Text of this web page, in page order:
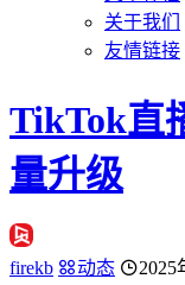
关于我们
友情链接
TikTok直
量升级
firekb 动态 2025